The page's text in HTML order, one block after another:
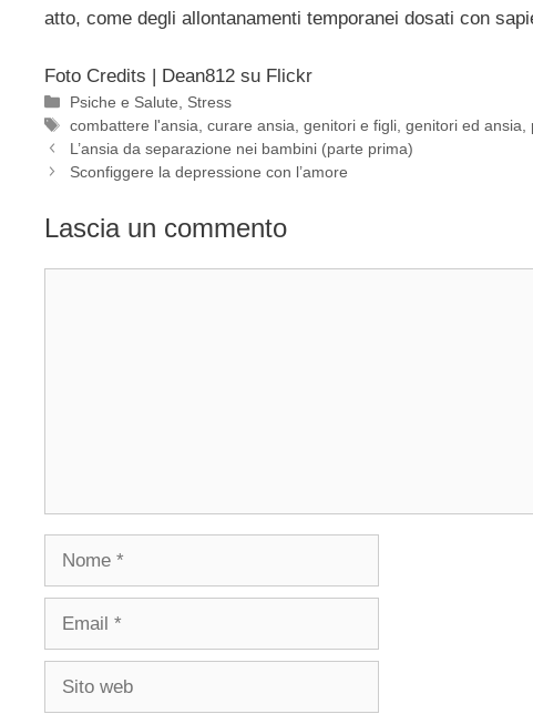
atto, come degli allontanamenti temporanei dosati con
Foto Credits | Dean812 su Flickr
Categorie
Psiche e Salute
Stress
Tag
combattere l'ansia ,curare ansia ,genitori e figli ,genitori ed ansia
L’ansia da separazione nei bambini (parte prima)
Sconfiggere la depressione con l’amore
Lascia un commento